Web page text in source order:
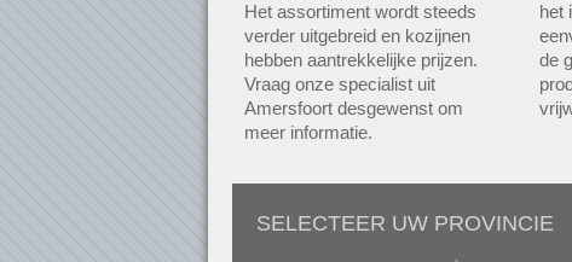
Het assortiment wordt steeds
verder uitgebreid en kozijnen
hebben aantrekkelijke prijzen.
Vraag onze specialist uit
Amersfoort desgewenst om
meer informatie.
het
de
SELECTEER UW PROVINCIE